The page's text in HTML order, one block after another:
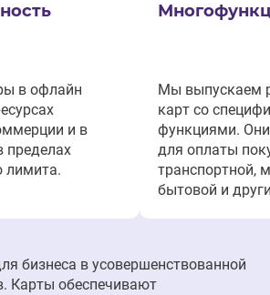
в офлайн
и в
пределах
лимита.
Мы выпускаем
карт со
функциями.
для оплаты
транспортной,
бытовой и
бизнеса в усовершенствованной
Карты обеспечивают